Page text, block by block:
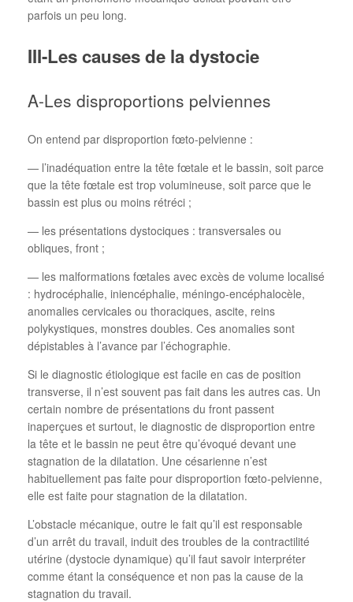
parfois un peu long.
III-Les causes de la dystocie
A-Les disproportions pelviennes
On entend par disproportion fœto-pelvienne :
— l’inadéquation entre la tête fœtale et le bassin, soit parce
que la tête fœtale est trop volumineuse, soit parce que le
bassin est plus ou moins rétréci ;
— les présentations dystociques : transversales ou
obliques, front ;
— les malformations fœtales avec excès de volume localisé
: hydrocéphalie, iniencéphalie, méningo-encéphalocèle,
anomalies cervicales ou thoraciques, ascite, reins
polykystiques, monstres doubles. Ces anomalies sont
dépistables à l’avance par l’échographie.
Si le diagnostic étiologique est facile en cas de position
transverse, il n’est souvent pas fait dans les autres cas. Un
certain nombre de présentations du front passent
inaperçues et surtout, le diagnostic de disproportion entre
la tête et le bassin ne peut être qu’évoqué devant une
stagnation de la dilatation. Une césarienne n’est
habituellement pas faite pour disproportion fœto-pelvienne,
elle est faite pour stagnation de la dilatation.
L’obstacle mécanique, outre le fait qu’il est responsable
d’un arrêt du travail, induit des troubles de la contractilité
utérine (dystocie dynamique) qu’il faut savoir interpréter
comme étant la conséquence et non pas la cause de la
stagnation du travail.